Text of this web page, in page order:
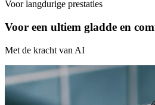
Voor langdurige prestaties
Voor een ultiem gladde en
Met de kracht van AI